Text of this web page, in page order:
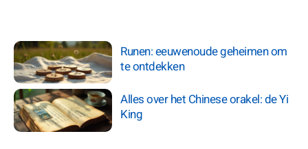
Runen: eeuwenoude geheimen om
te ontdekken
Alles over het Chinese orakel: de Yi
King